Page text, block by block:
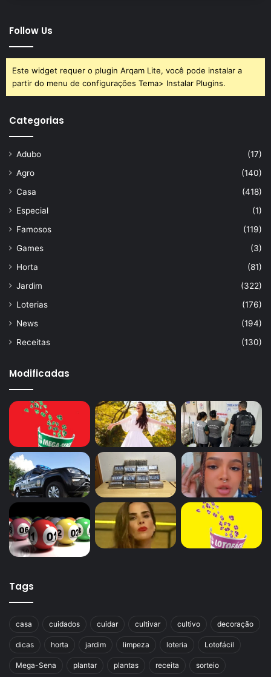
Follow Us
Este widget requer o plugin Arqam Lite, você pode instalar a
partir do menu de configurações Tema> Instalar Plugins.
Categorias
Adubo
(17)
Agro
(140)
Casa
(418)
Especial
(1)
Famosos
(119)
Games
(3)
Horta
(81)
Jardim
(322)
Loterias
(176)
News
(194)
Receitas
(130)
Modificadas
Tags
casa cuidados cuidar cultivar cultivo decoração
dicas horta jardim limpeza loteria Lotofácil
Mega-Sena plantar plantas receita sorteio